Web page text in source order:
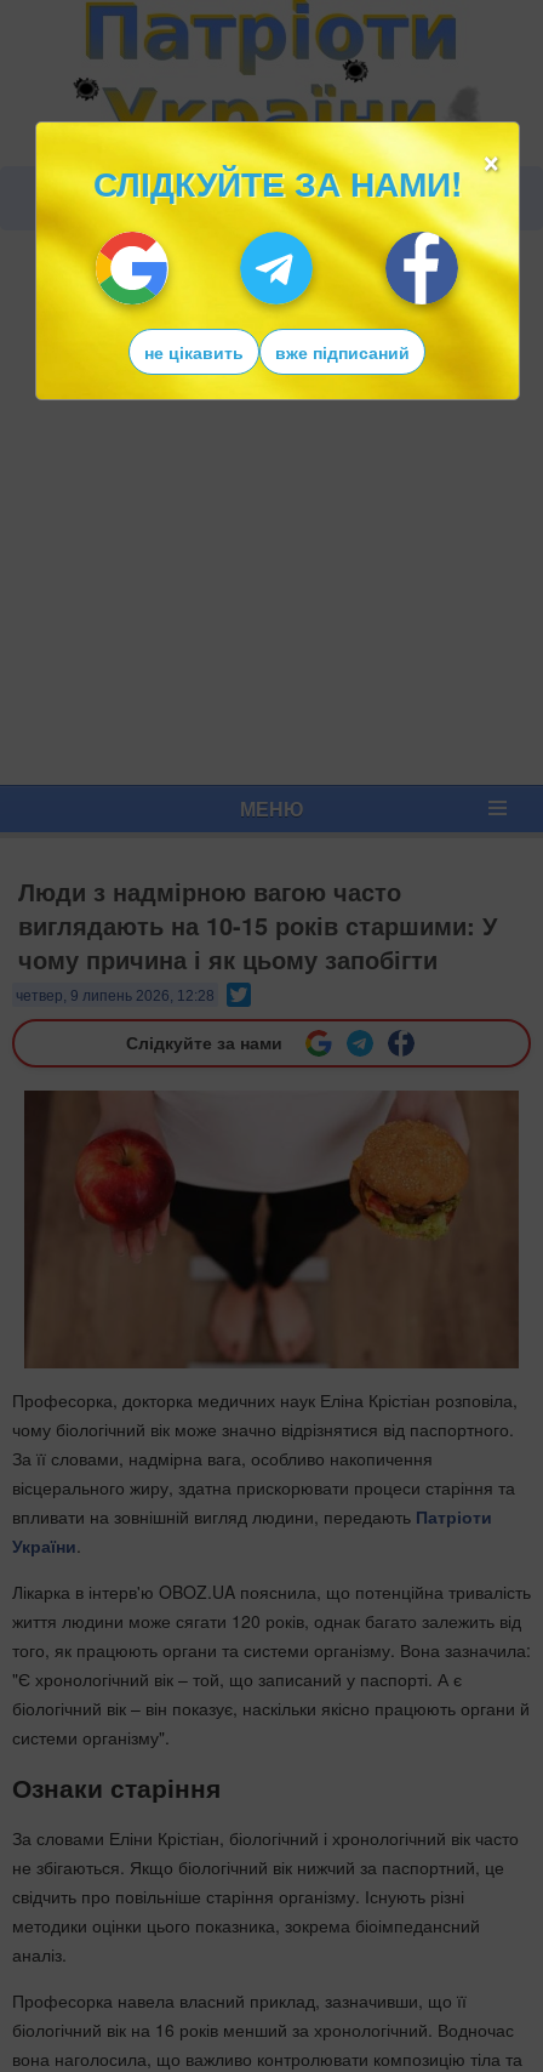
МЕНЮ
Люди з надмірною вагою часто
виглядають на 10-15 років старшими: У
чому причина і як цьому запобігти
четвер, 9 липень 2026, 12:28
Слідкуйте за нами
Професорка, докторка медичних наук Еліна Крістіан розповіла,
чому біологічний вік може значно відрізнятися від паспортного.
За її словами, надмірна вага, особливо накопичення
вісцерального жиру, здатна прискорювати процеси старіння та
впливати на зовнішній вигляд людини, передають Патріоти
України.
Лікарка в інтерв'ю OBOZ.UA пояснила, що потенційна тривалість
життя людини може сягати 120 років, однак багато залежить від
того, як працюють органи та системи організму. Вона зазначила:
"Є хронологічний вік – той, що записаний у паспорті. А є
біологічний вік – він показує, наскільки якісно працюють органи й
системи організму".
Ознаки старіння
За словами Еліни Крістіан, біологічний і хронологічний вік часто
не збігаються. Якщо біологічний вік нижчий за паспортний, це
свідчить про повільніше старіння організму. Існують різні
методики оцінки цього показника, зокрема біоімпедансний
аналіз.
Професорка навела власний приклад, зазначивши, що її
біологічний вік на 16 років менший за хронологічний. Водночас
вона наголосила, що важливо контролювати композицію тіла та
×
СЛІДКУЙТЕ ЗА НАМИ!
не цікавить вже підписаний